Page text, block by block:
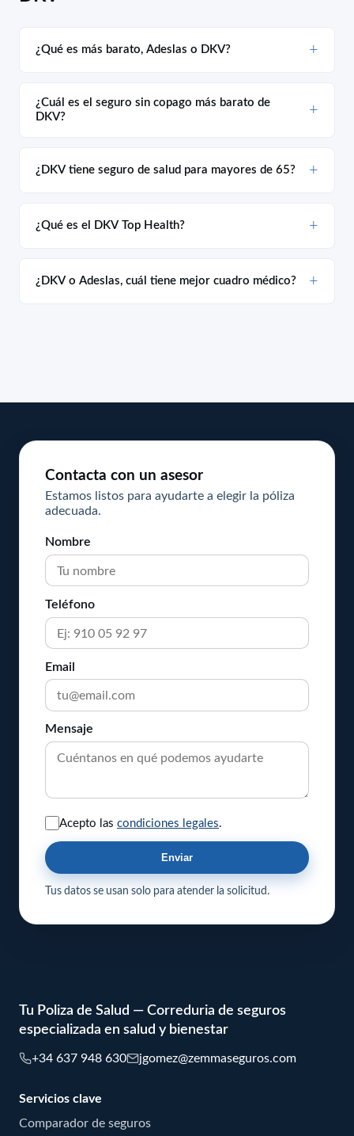
¿Qué es más barato, Adeslas o DKV?
¿Cuál es el seguro sin copago más barato de
DKV?
¿DKV tiene seguro de salud para mayores de 65?
¿Qué es el DKV Top Health?
¿DKV o Adeslas, cuál tiene mejor cuadro médico?
Contacta con un asesor
Estamos listos para ayudarte a elegir la póliza
adecuada.
Nombre
Teléfono
Email
Mensaje
Acepto las condiciones legales
Enviar
Tus datos se usan solo para atender la solicitud.
Tu Poliza de Salud — Correduria de seguros
especializada en salud y bienestar
+34 637 948 630 jgomez@zemmaseguros.com
Servicios clave
Comparador de seguros